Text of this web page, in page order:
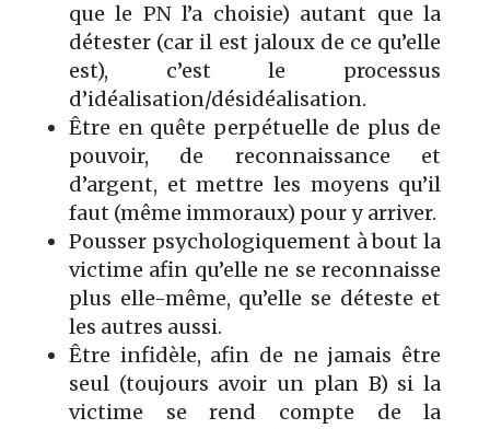
que le PN l’a choisie) autant que la
détester (car il est jaloux de ce qu’elle
est), c’est le processus
d’idéalisation/désidéalisation.
Être en quête perpétuelle de plus de
pouvoir, de reconnaissance et
d’argent, et mettre les moyens qu’il
faut (même immoraux) pour y arriver.
Pousser psychologiquement à bout la
victime afin qu’elle ne se reconnaisse
plus elle-même, qu’elle se déteste et
les autres aussi.
Être infidèle, afin de ne jamais être
seul (toujours avoir un plan B) si la
victime se rend compte de la